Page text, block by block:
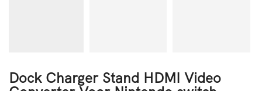
Dock Charger Stand HDMI Video